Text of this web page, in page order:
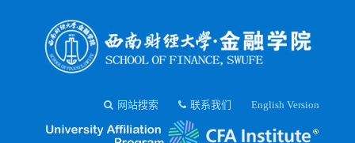
English Version
联系我们
网站搜索